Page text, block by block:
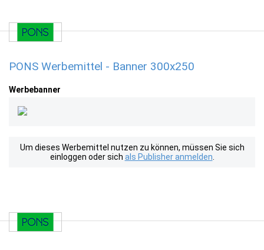
PONS Werbemittel - Banner 300x250
Werbebanner
Um dieses Werbemittel nutzen zu können, müssen Sie sich
einloggen oder sich als Publisher anmelden